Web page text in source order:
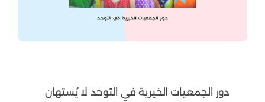
دور الجمعيات الخيرية في التوحد لا يُستهان